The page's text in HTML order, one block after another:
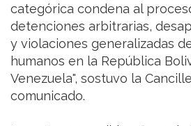
categórica condena al
detenciones arbitrarias,
y violaciones generalizadas
humanos en la República
Venezuela", sostuvo la
comunicado.